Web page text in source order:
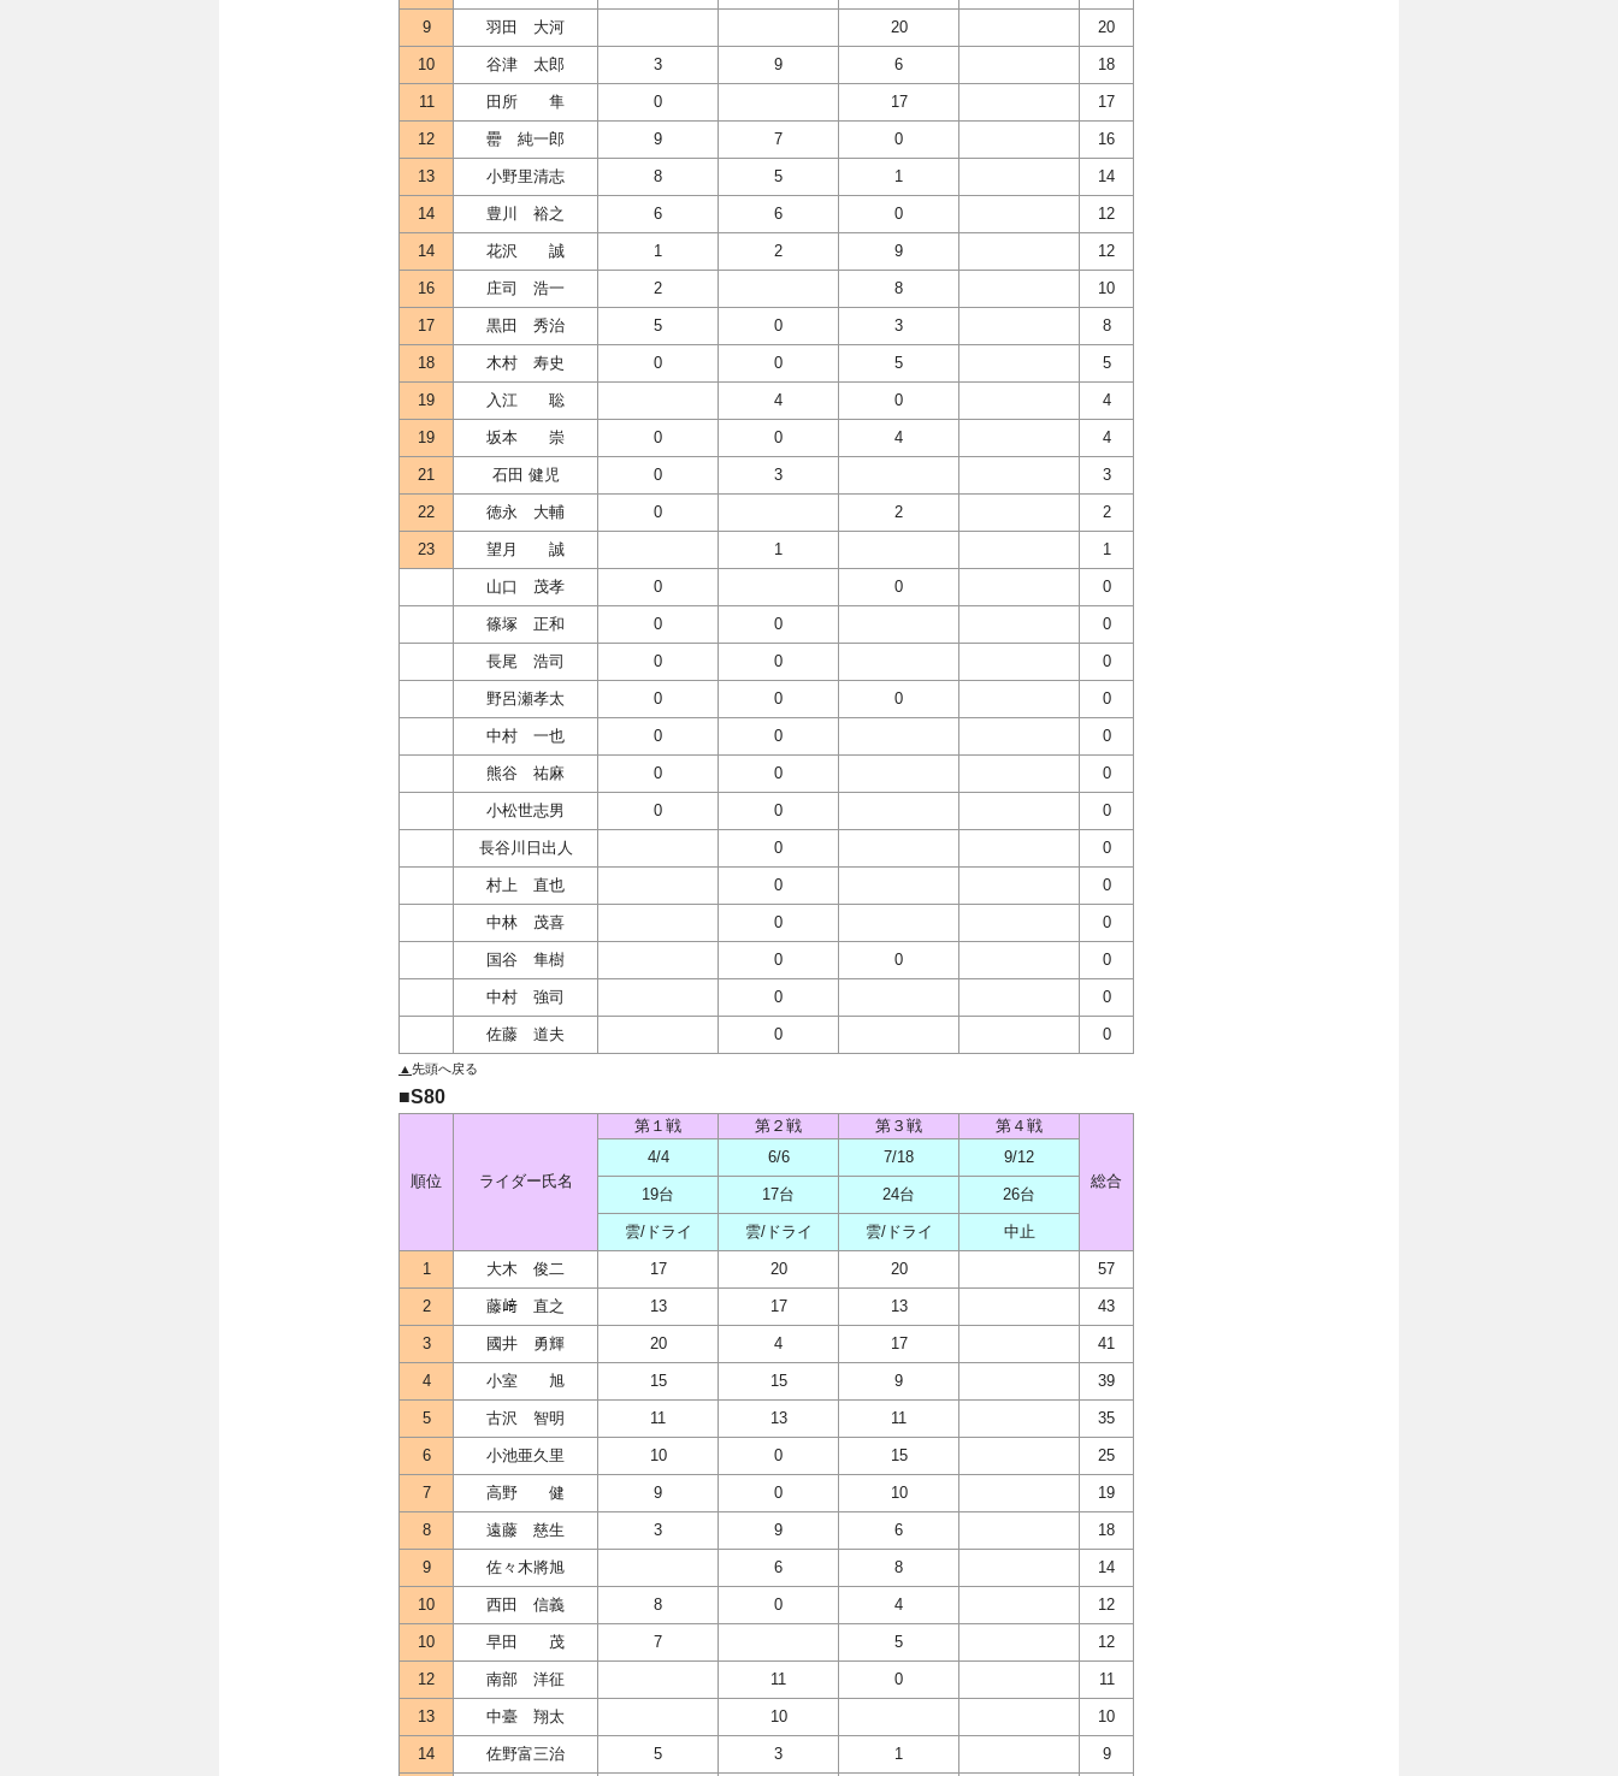
9 羽田 大河 20 20
10 谷津 太郎 3 9 6 18
11 田所 隼 0 17 17
12 罍 純一郎 9 7 0 16
13 小野里清志 8 5 1 14
14 豊川 裕之 6 6 0 12
14 花沢 誠 1 2 9 12
16 庄司 浩一 2 8 10
17 黒田 秀治 5 0 3 8
18 木村 寿史 0 0 5 5
19 入江 聡 4 0 4
19 坂本 崇 0 0 4 4
21 石田 健児 0 3 3
22 徳永 大輔 0 2 2
23 望月 誠 1 1
山口 茂孝 0 0 0
篠塚 正和 0 0 0
長尾 浩司 0 0 0
野呂瀬孝太 0 0 0 0
中村 一也 0 0 0
熊谷 祐麻 0 0 0
小松世志男 0 0 0
長谷川日出人 0 0
村上 直也 0 0
中林 茂喜 0 0
国谷 隼樹 0 0 0
中村 強司 0 0
佐藤 道夫 0 0
▲ 先頭へ戻る
■S80
順位 ライダー氏名
第１戦 第２戦 第３戦 第４戦
総合
4/4 6/6 7/18 9/12
19台 17台 24台 26台
雲/ドライ 雲/ドライ 雲/ドライ 中止
1 大木 俊二 17 20 20 57
2 藤﨑 直之 13 17 13 43
3 國井 勇輝 20 4 17 41
4 小室 旭 15 15 9 39
5 古沢 智明 11 13 11 35
6 小池亜久里 10 0 15 25
7 高野 健 9 0 10 19
8 遠藤 慈生 3 9 6 18
9 佐々木將旭 6 8 14
10 西田 信義 8 0 4 12
10 早田 茂 7 5 12
12 南部 洋征 11 0 11
13 中臺 翔太 10 10
14 佐野富三治 5 3 1 9